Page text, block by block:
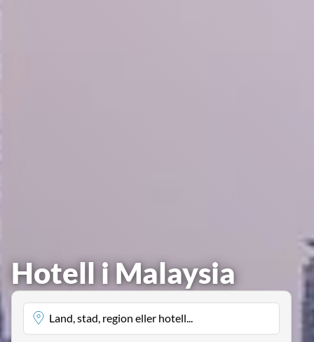
Hotell i Malaysia
Land, stad, region eller hotell...